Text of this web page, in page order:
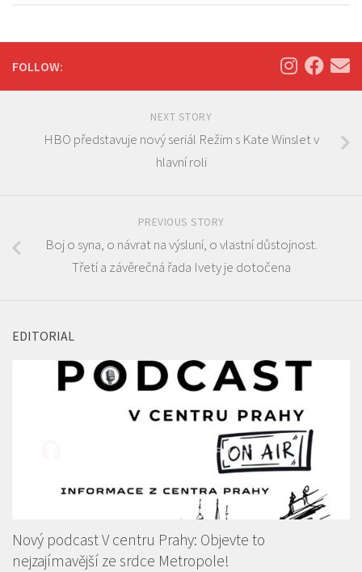
FOLLOW:
NEXT STORY
HBO představuje nový seriál Režim s Kate Winslet v
hlavní roli
PREVIOUS STORY
Boj o syna, o návrat na výsluní, o vlastní důstojnost.
Třetí a závěrečná řada Ivety je dotočena
EDITORIAL
Nový podcast V centru Prahy: Objevte to
nejzajímavější ze srdce Metropole!